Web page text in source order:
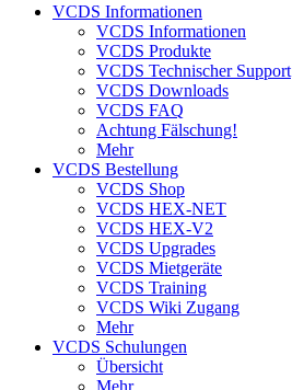
VCDS Informationen
VCDS Informationen
VCDS Produkte
VCDS Technischer Support
VCDS Downloads
VCDS FAQ
Achtung Fälschung!
Mehr
VCDS Bestellung
VCDS Shop
VCDS HEX-NET
VCDS HEX-V2
VCDS Upgrades
VCDS Mietgeräte
VCDS Training
VCDS Wiki Zugang
Mehr
VCDS Schulungen
Übersicht
Mehr